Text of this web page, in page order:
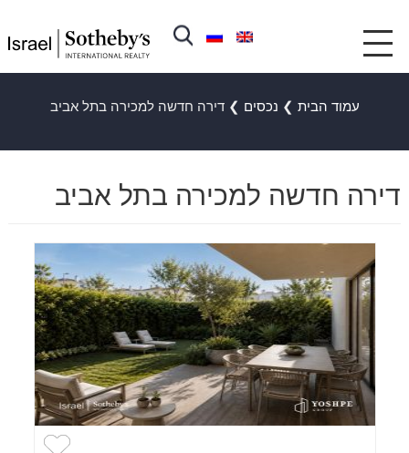
עמוד הבית ❯ נכסים ❯ דירה חדשה למכירה בתל אביב
דירה חדשה למכירה בתל אביב